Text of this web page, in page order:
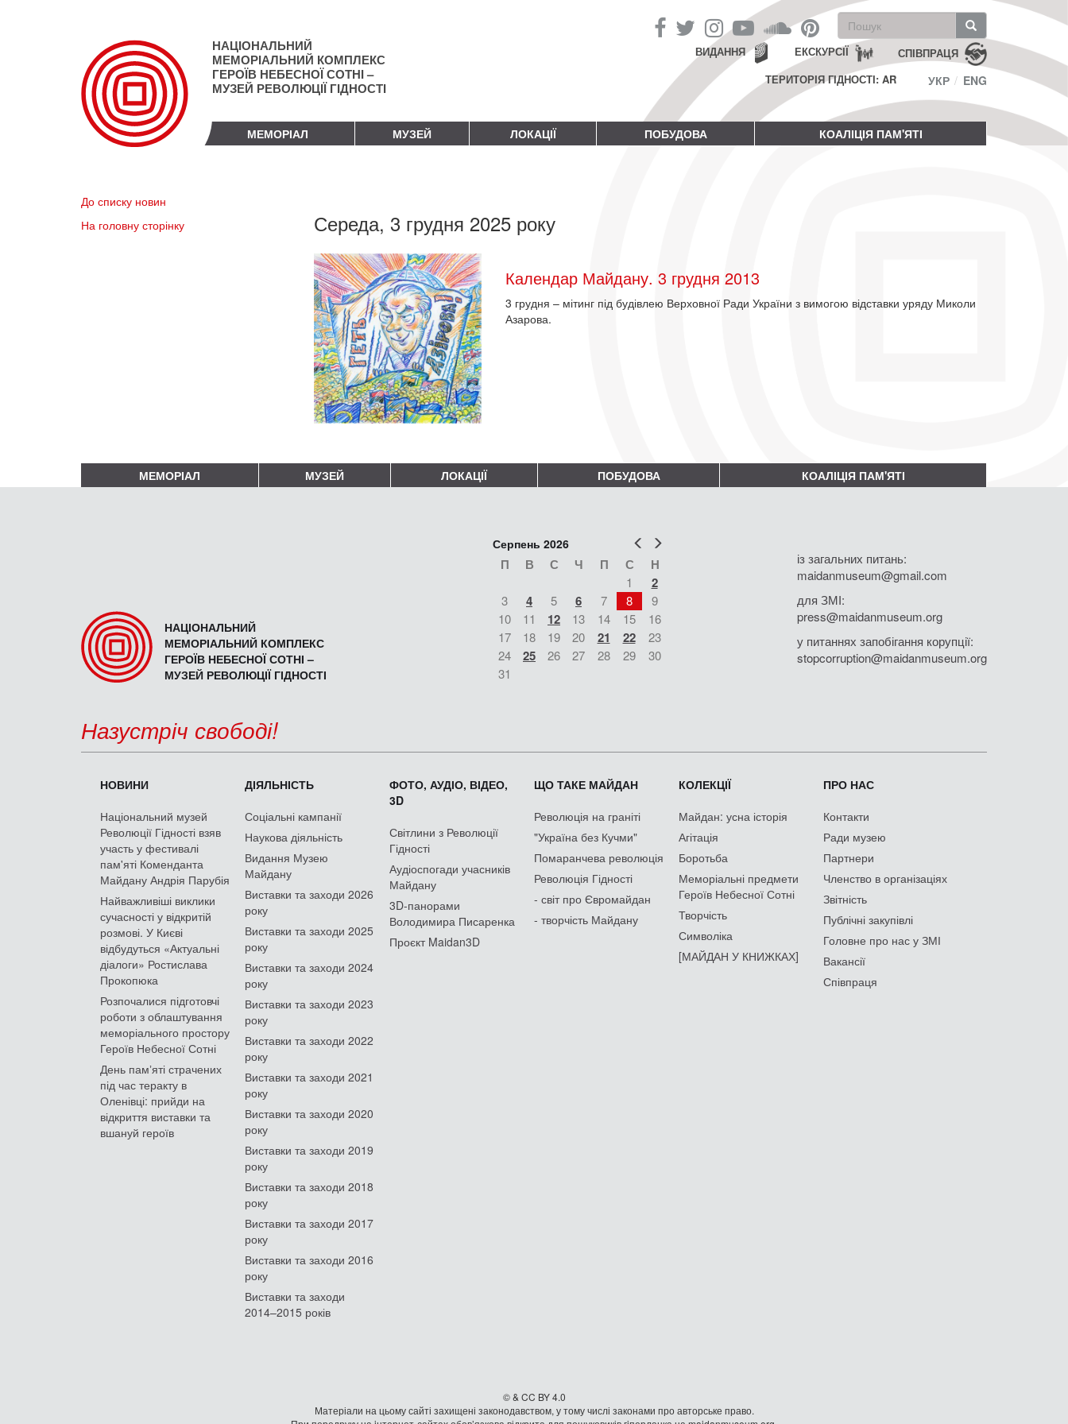
НАЦІОНАЛЬНИЙ
МЕМОРІАЛЬНИЙ КОМПЛЕКС
ГЕРОЇВ НЕБЕСНОЇ СОТНІ –
МУЗЕЙ РЕВОЛЮЦІЇ ГІДНОСТІ
Пошукова
форма
Пошук СПІВПРАЦЯ
ЕКСКУРСІЇ
ВИДАННЯ
ТЕРИТОРІЯ ГІДНОСТІ: AR
УКР ENG
МЕМОРІАЛ МУЗЕЙ ЛОКАЦІЇ ПОБУДОВА КОАЛІЦІЯ ПАМ'ЯТІ
До списку новин
На головну сторінку
Середа, 3 грудня 2025 року
Календар Майдану. 3 грудня 2013
3 грудня – мітинг під будівлею Верховної Ради України з вимогою відставки уряду Миколи
Азарова.
МЕМОРІАЛ МУЗЕЙ ЛОКАЦІЇ ПОБУДОВА КОАЛІЦІЯ ПАМ'ЯТІ
НАЦІОНАЛЬНИЙ
МЕМОРІАЛЬНИЙ КОМПЛЕКС
ГЕРОЇВ НЕБЕСНОЇ СОТНІ –
МУЗЕЙ РЕВОЛЮЦІЇ ГІДНОСТІ
Попер
Серпень 2026
П В С Ч П С Н
1 2
3 4 5 6 7 8
9
10
11 12 13 14 15
16
17
18 19 20 21 22
23
24
25 26 27 28 29
30
31
із загальних питань:
maidanmuseum@gmail.com
для ЗМІ:
press@maidanmuseum.org
у питаннях запобігання корупції:
stopcorruption@maidanmuseum.org
Назустріч свободі!
НОВИНИ
Національний музей
Революції Гідності взяв
участь у фестивалі
пам'яті Коменданта
Майдану Андрія Парубія
Найважливіші виклики
сучасності у відкритій
розмові. У Києві
відбудуться «Актуальні
діалоги» Ростислава
Прокопюка
Розпочалися підготовчі
роботи з облаштування
меморіального простору
Героїв Небесної Сотні
День памʼяті страчених
під час теракту в
Оленівці: прийди на
відкриття виставки та
вшануй героїв
ДІЯЛЬНІСТЬ
Соціальні кампанії
Наукова діяльність
Видання Музею
Майдану
Виставки та заходи 2026
року
Виставки та заходи 2025
року
Виставки та заходи 2024
року
Виставки та заходи 2023
року
Виставки та заходи 2022
року
Виставки та заходи 2021
року
Виставки та заходи 2020
року
Виставки та заходи 2019
року
Виставки та заходи 2018
року
Виставки та заходи 2017
року
Виставки та заходи 2016
року
Виставки та заходи
2014–2015 років
ФОТО, АУДІО, ВІДЕО,
3D
Світлини з Революції
Гідності
Аудіоспогади учасників
Майдану
3D-панорами
Володимира Писаренка
Проєкт Maidan3D
ЩО ТАКЕ МАЙДАН
Революція на граніті
"Україна без Кучми"
Помаранчева революція
Революція Гідності
- світ про Євромайдан
- творчість Майдану
КОЛЕКЦІЇ
Майдан: усна історія
Агітація
Боротьба
Меморіальні предмети
Героїв Небесної Сотні
Творчість
Символіка
[МАЙДАН У КНИЖКАХ]
ПРО НАС
Контакти
Ради музею
Партнери
Членство в організаціях
Звітність
Публічні закупівлі
Головне про нас у ЗМІ
Вакансії
Співпраця
© & CC BY 4.0
Матеріали на цьому сайті захищені законодавством, у тому числі законами про авторське право.